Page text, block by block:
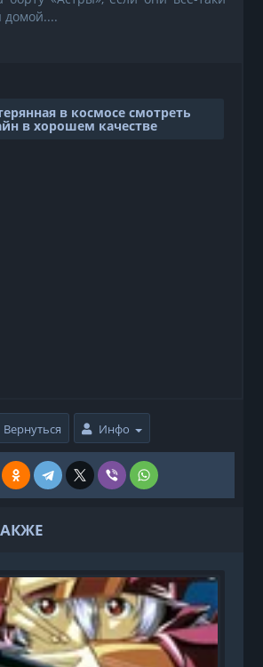
домой....
в космосе смотреть
в хорошем качестве
Вернуться Инфо